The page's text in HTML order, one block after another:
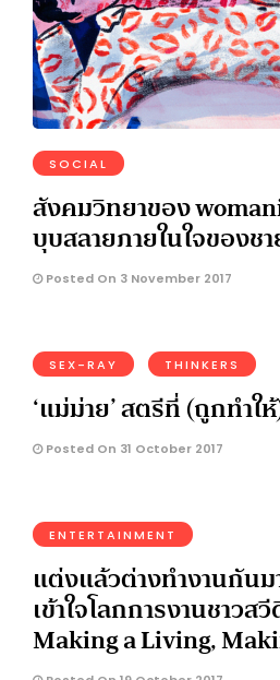
SOCIAL
สังคมวิทยาของ
บุบสลายภายในใจของชา
Posted On 3 November 2017
SEX-RAY THINKERS
‘แม่ม่าย’ สตรีที่ (ถูกทำใ
Posted On 31 October 2017
ENTERTAINMENT
แต่งแล้วต่างทำงานกัน
เข้าใจโลกการงานชาว
Making a Living,